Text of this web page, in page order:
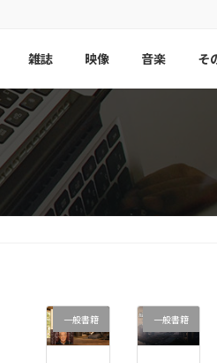
雑誌 映像 音楽 そ
一般書籍 一般書籍